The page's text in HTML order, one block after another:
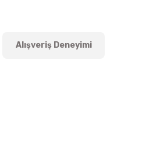
Alışveriş Deneyimi